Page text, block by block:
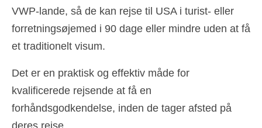
VWP-lande, så de kan rejse til USA i turist- eller
forretningsøjemed i 90 dage eller mindre uden at få
et traditionelt visum.
Det er en praktisk og effektiv måde for
kvalificerede rejsende at få en
forhåndsgodkendelse, inden de tager afsted på
deres rejse.